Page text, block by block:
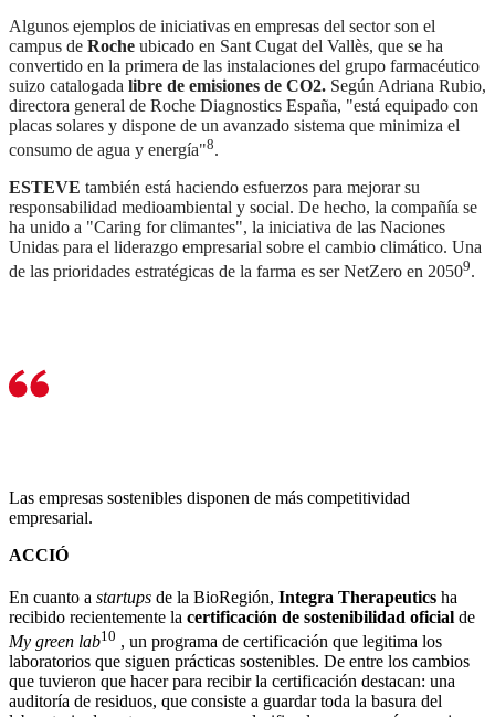
Algunos ejemplos de iniciativas en empresas del sector son el
campus de Roche ubicado en Sant Cugat del Vallès, que se ha
convertido en la primera de las instalaciones del grupo farmacéutico
suizo catalogada libre de emisiones de CO2. Según Adriana Rubio,
directora general de Roche Diagnostics España, "está equipado con
placas solares y dispone de un avanzado sistema que minimiza el
consumo de agua y energía"8.
ESTEVE también está haciendo esfuerzos para mejorar su
responsabilidad medioambiental y social. De hecho, la compañía se
ha unido a "Caring for climantes", la iniciativa de las Naciones
Unidas para el liderazgo empresarial sobre el cambio climático. Una
de las prioridades estratégicas de la farma es ser NetZero en 20509.
Las empresas sostenibles disponen de más competitividad
empresarial.
ACCIÓ
En cuanto a startups de la BioRegión, Integra Therapeutics ha
recibido recientemente la certificación de sostenibilidad oficial de
My green lab10 , un programa de certificación que legitima los
laboratorios que siguen prácticas sostenibles. De entre los cambios
que tuvieron que hacer para recibir la certificación destacan: una
auditoría de residuos, que consiste a guardar toda la basura del